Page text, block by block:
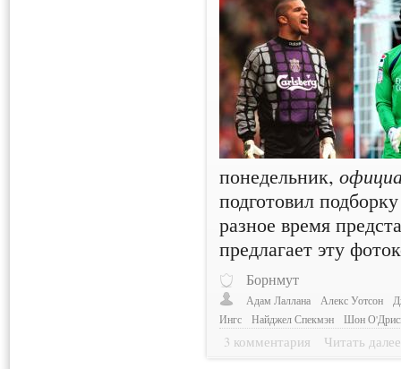
понедельник,
подготовил
разное время
предлагает эту
Борнмут
Адам Лаллана Алекс Уотсон
Ингс
Найджел Спекмэн Шон
3 комментария Читать далее